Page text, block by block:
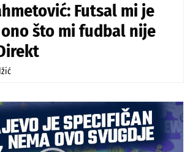
Futsal mi je
što mi fudbal nije